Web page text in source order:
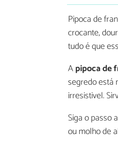
Pipoca de
crocante,
tudo é que
Apipoca de
segredo está
irresistivel.
Siga o passo
ou molho de